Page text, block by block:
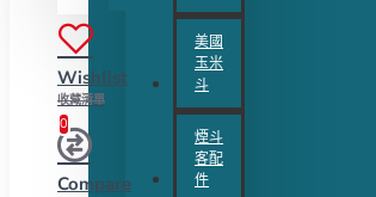
美國
玉米
斗
煙斗
客配
件
Wishlist
收藏清單
0
Compare